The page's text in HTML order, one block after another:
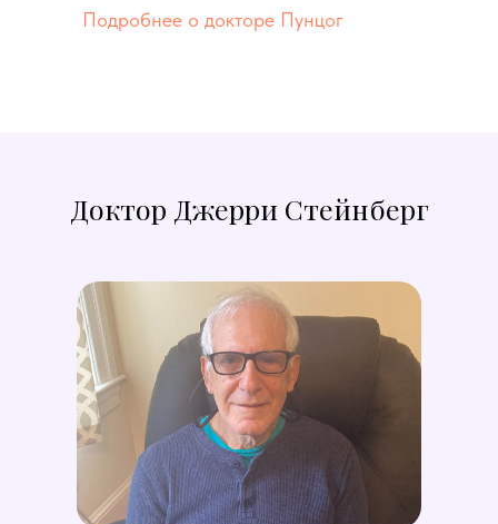
Подробнее о докторе Пунцог
Доктор Джерри Стейнберг